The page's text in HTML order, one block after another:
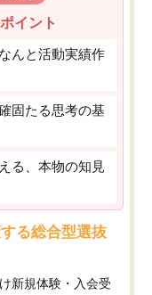
イント
んと活動実績作
固たる思考の基
る、本物の知見
る総合型選抜
新規体験・入会受